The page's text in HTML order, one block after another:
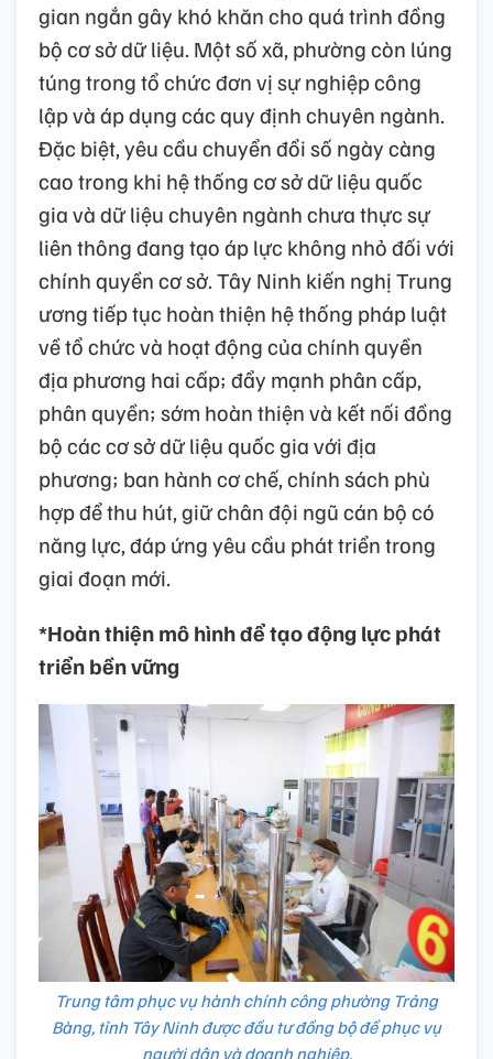
gian ngắn gây khó khăn cho quá trình đồng
bộ cơ sở dữ liệu. Một số xã, phường còn lúng
túng trong tổ chức đơn vị sự nghiệp công
lập và áp dụng các quy định chuyên ngành.
Đặc biệt, yêu cầu chuyển đổi số ngày càng
cao trong khi hệ thống cơ sở dữ liệu quốc
gia và dữ liệu chuyên ngành chưa thực sự
liên thông đang tạo áp lực không nhỏ đối với
chính quyền cơ sở. Tây Ninh kiến nghị Trung
ương tiếp tục hoàn thiện hệ thống pháp luật
về tổ chức và hoạt động của chính quyền
địa phương hai cấp; đẩy mạnh phân cấp,
phân quyền; sớm hoàn thiện và kết nối đồng
bộ các cơ sở dữ liệu quốc gia với địa
phương; ban hành cơ chế, chính sách phù
hợp để thu hút, giữ chân đội ngũ cán bộ có
năng lực, đáp ứng yêu cầu phát triển trong
giai đoạn mới.
*Hoàn thiện mô hình để tạo động lực phát
triển bền vững
Trung tâm phục vụ hành chính công phường Trảng
Bàng, tỉnh Tây Ninh được đầu tư đồng bộ để phục vụ
người dân và doanh nghiệp.